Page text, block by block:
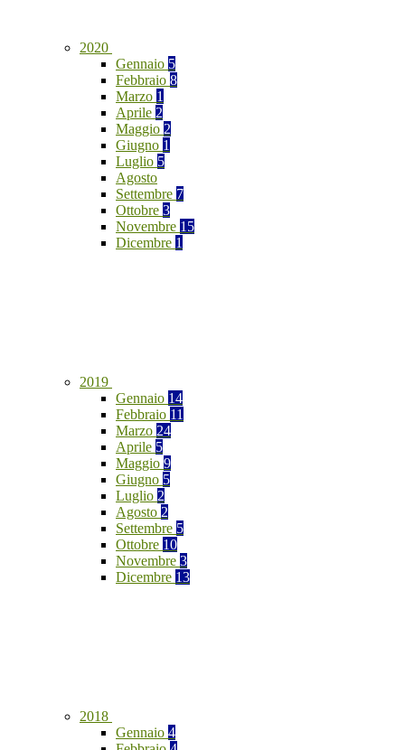
2020
Gennaio 5
Febbraio 8
Marzo 1
Aprile 2
Maggio 2
Giugno 1
Luglio 5
Agosto
Settembre 7
Ottobre 3
Novembre 15
Dicembre 1
2019
Gennaio 14
Febbraio 11
Marzo 24
Aprile 5
Maggio 9
Giugno 5
Luglio 2
Agosto 2
Settembre 5
Ottobre 10
Novembre 3
Dicembre 13
2018
Gennaio 4